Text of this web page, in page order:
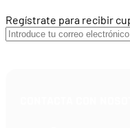
Regístrate para recibir